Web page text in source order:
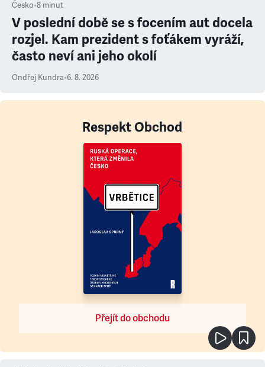
Česko•8 minut
V poslední době se s focením aut docela
rozjel. Kam prezident s foťákem vyráží,
často neví ani jeho okolí
Ondřej Kundra•6. 8. 2026
Respekt Obchod
Přejít do obchodu